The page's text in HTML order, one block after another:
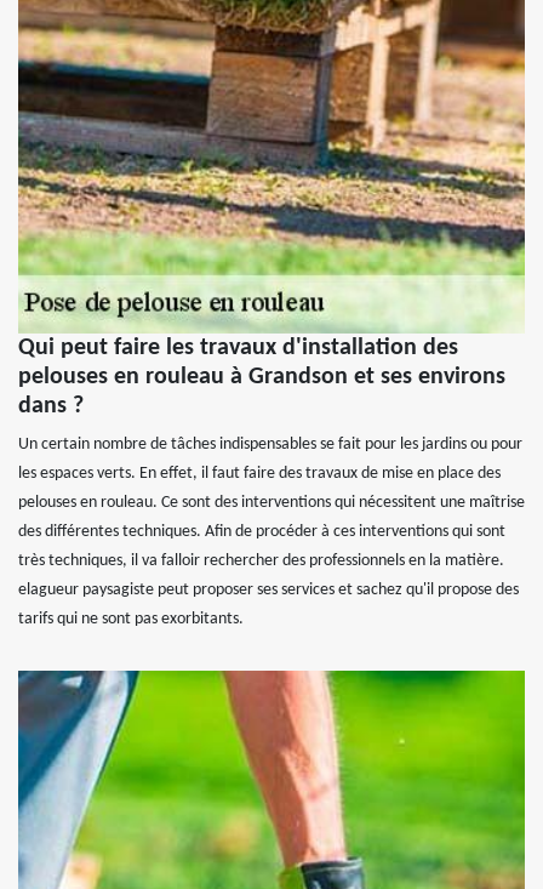
Qui peut faire les travaux d'installation des
pelouses en rouleau à Grandson et ses environs
dans ?
Un certain nombre de tâches indispensables se fait pour les jardins ou pour
les espaces verts. En effet, il faut faire des travaux de mise en place des
pelouses en rouleau. Ce sont des interventions qui nécessitent une maîtrise
des différentes techniques. Afin de procéder à ces interventions qui sont
très techniques, il va falloir rechercher des professionnels en la matière.
elagueur paysagiste peut proposer ses services et sachez qu'il propose des
tarifs qui ne sont pas exorbitants.